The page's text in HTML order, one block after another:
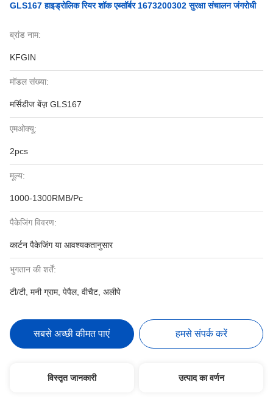
GLS167 हाइड्रोलिक रियर शॉक एब्सॉर्बर 1673200302 सुरक्षा संचालन जंगरोधी
ब्रांड नाम:
KFGIN
मॉडल संख्या:
मर्सिडीज बेंज़ GLS167
एमओक्यू:
2pcs
मूल्य:
1000-1300RMB/Pc
पैकेजिंग विवरण:
कार्टन पैकेजिंग या आवश्यकतानुसार
भुगतान की शर्तें:
टी/टी, मनी ग्राम, पेपैल, वीचैट, अलीपे
सबसे अच्छी कीमत पाएं हमसे संपर्क करें
विस्तृत जानकारी उत्पाद का वर्णन